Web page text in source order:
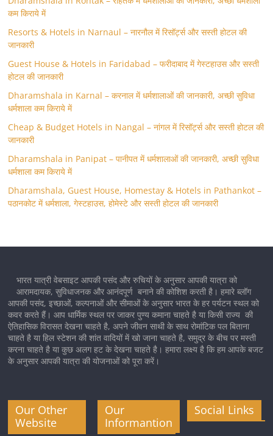
कम किराये में
Resorts & Hotels in Narnaul – नारनौल में रिसॉर्ट्स और सस्ती होटल की
जानकारी
Guest House & Hotels in Faridabad – फरीदाबाद में गेस्टहाउस और सस्ती
होटल की जानकारी
Dharamshala in Karnal – करनाल में धर्मशालाओं की जानकारी, अच्छी सुविधा
धर्मशाला कम किराये में
Cheap & Budget Hotels in Nangal – नांगल में रिसॉर्ट्स और सस्ती होटल की
जानकारी
Dharamshala in Panipat – पानीपत में धर्मशालाओं की जानकारी, अच्छी सुविधा
धर्मशाला कम किराये में
Dharamshala, Guest House, Homestay & Hotels in Pathankot –
पठानकोट में धर्मशाला, गेस्टहाउस, होमेस्टे और सस्ती होटल की जानकारी
भारत यात्री वेबसाइट आपकी पसंद और रुचियों के अनुसार आपकी यात्रा को
आरामदायक, सुविधाजनक और आनंदपूर्ण बनाने की कोशिश करती है। हमारे ब्लॉग
आपकी पसंद, इच्छाओं, कल्पनाओं और सीमाओं के अनुसार भारत के हर पर्यटन स्थल को
कवर करते हैं। आप धार्मिक स्थल पर जाकर पुण्य कमाना चाहते है या किसी राज्य की
ऐतिहासिक विरासत देखना चाहते है, अपने जीवन साथी के साथ रोमांटिक पल बिताना
चाहते है या हिल स्टेशन की शांत वादियों में खो जाना चाहते है, समुद्र के बीच पर मस्ती
करना चाहते है या कुछ अलग हट के देखना चाहते है। हमारा लक्ष्य है कि हम आपके बजट
के अनुसार आपकी यात्रा की योजनाओं को पूरा करें।
Our Other
Website
Our
Informantion
Social Links